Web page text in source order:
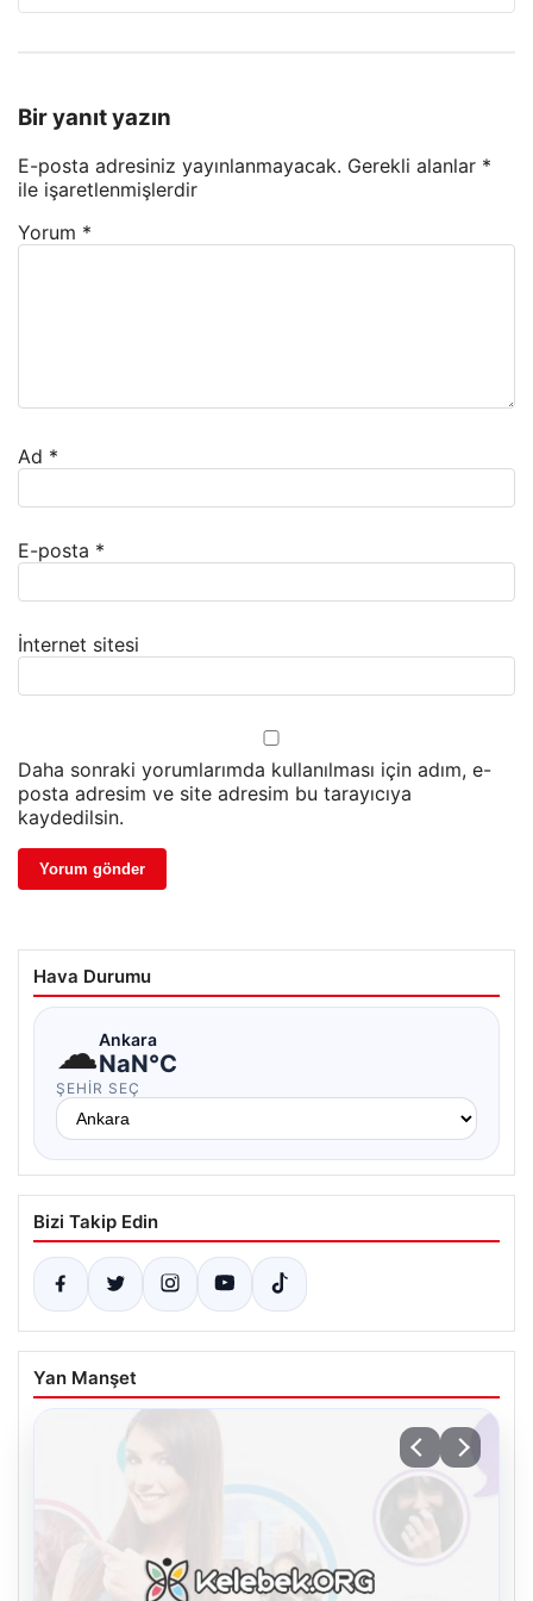
Bir yanıt yazın
E-posta adresiniz yayınlanmayacak. Gerekli alanlar *
ile işaretlenmişlerdir
Yorum *
Ad *
E-posta *
İnternet sitesi
Daha sonraki yorumlarımda kullanılması için adım, e-
posta adresim ve site adresim bu tarayıcıya
kaydedilsin.
Hava Durumu
☁Ankara
NaN°C
ŞEHIR SEÇ
Bizi Takip Edin
Yan Manşet